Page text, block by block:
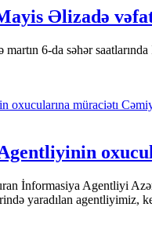
Əlizadə
martın 6-da səhər
İnformasiya Agentliyi
yaradılan agentliyimiz,